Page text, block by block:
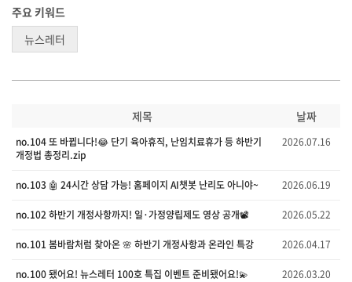
주요 키워드
뉴스레터
제목 날짜
no.104 또 바뀝니다!😂 단기 육아휴직, 난임치료휴가 등 하반기
개정법 총정리.zip
2026.07.16
no.103 🤖 24시간 상담 가능! 홈페이지 AI챗봇 난리도 아니야~ 2026.06.19
no.102 하반기 개정사항까지! 일·가정양립제도 영상 공개📽️ 2026.05.22
no.101 봄바람처럼 찾아온 🌸 하반기 개정사항과 온라인 특강 2026.04.17
no.100 됐어요! 뉴스레터 100호 특집 이벤트 준비됐어요!💫 2026.03.20